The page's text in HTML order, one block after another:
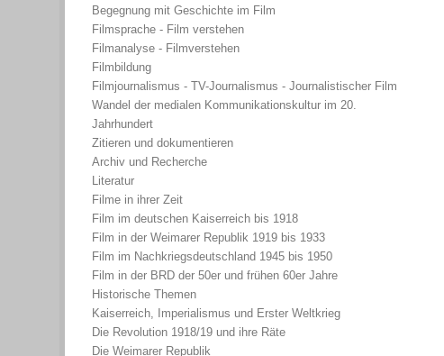
Begegnung mit Geschichte im Film
Filmsprache - Film verstehen
Filmanalyse - Filmverstehen
Filmbildung
Filmjournalismus - TV-Journalismus - Journalistischer Film
Wandel der medialen Kommunikationskultur im 20.
Jahrhundert
Zitieren und dokumentieren
Archiv und Recherche
Literatur
Filme in ihrer Zeit
Film im deutschen Kaiserreich bis 1918
Film in der Weimarer Republik 1919 bis 1933
Film im Nachkriegsdeutschland 1945 bis 1950
Film in der BRD der 50er und frühen 60er Jahre
Historische Themen
Kaiserreich, Imperialismus und Erster Weltkrieg
Die Revolution 1918/19 und ihre Räte
Die Weimarer Republik